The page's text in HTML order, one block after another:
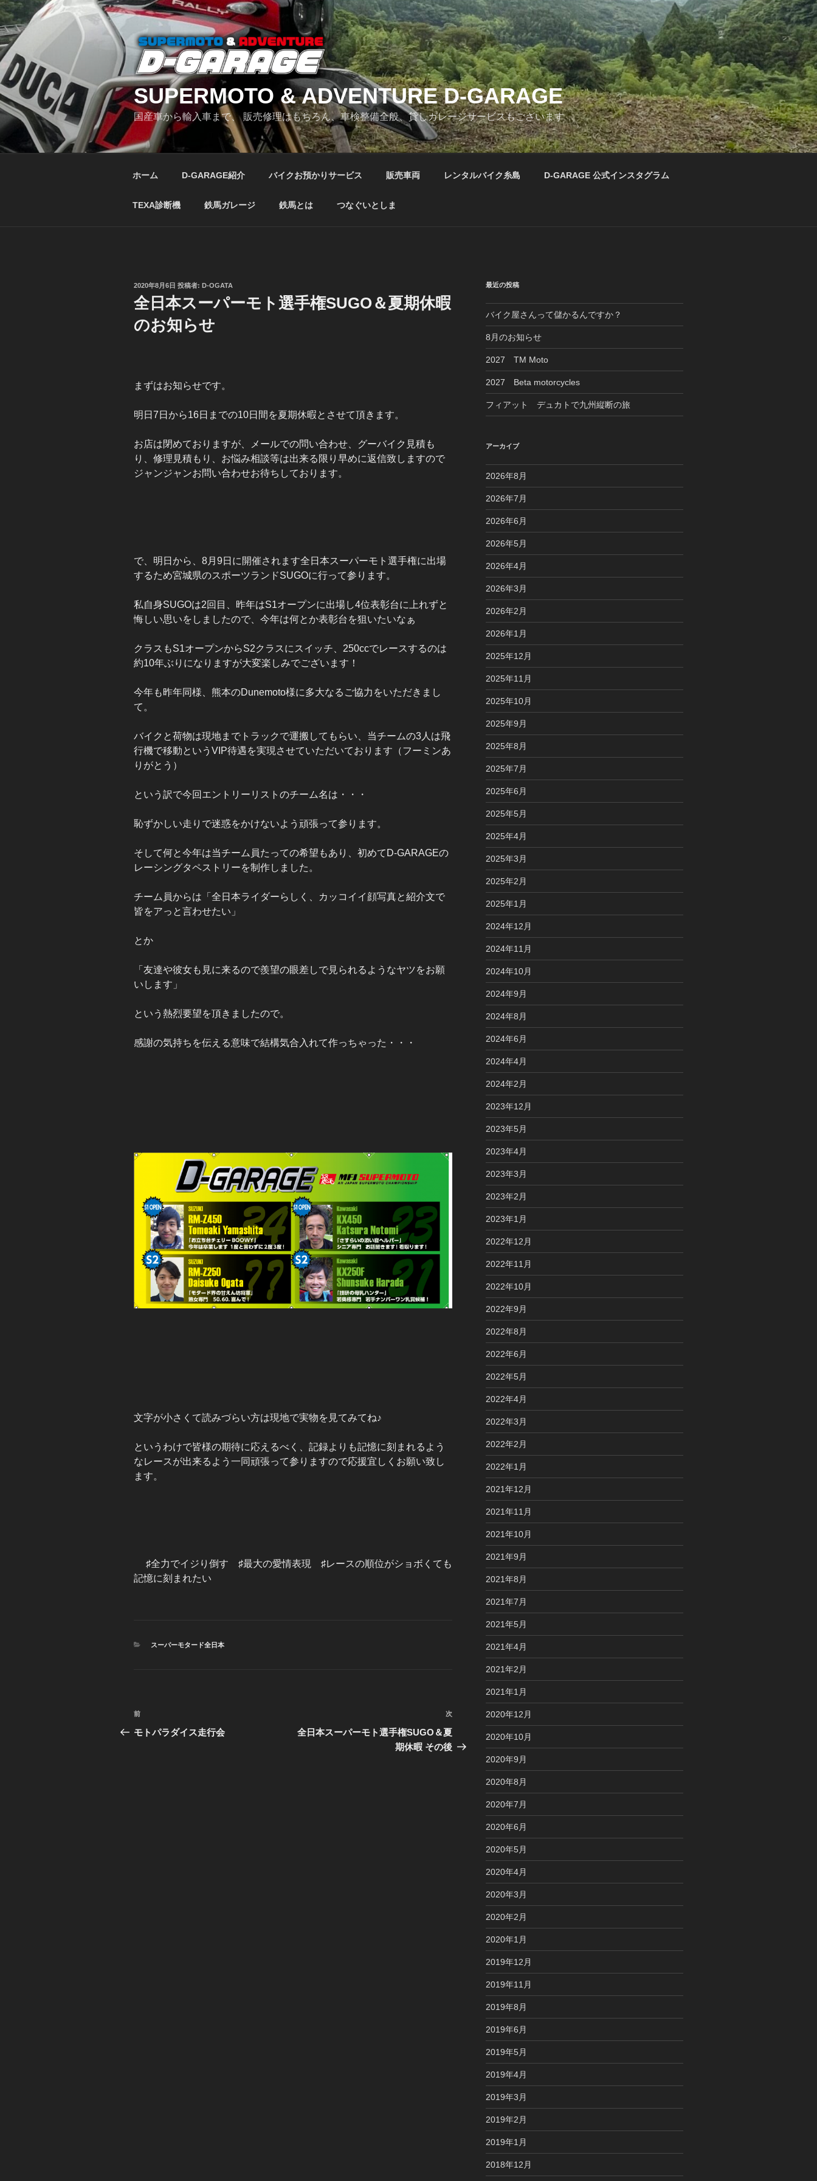
コ
ン
テ
ン
ツ
へ
ス
キ
ッ
SUPERMOTO & ADVENTURE D-GARAGE
国産車から輸入車まで、 販売修理はもちろん、車検整備全般、貸しガレージサービスもございます
ホーム D-GARAGE紹介 バイクお預かりサービス 販売車両 レンタルバイク糸島 D-GARAGE 公式インスタグラム
TEXA診断機 鉄馬ガレージ 鉄馬とは つなぐいとしま
投
日:
2020年8月6日 投稿者: D-OGATA
全日本スーパーモト選手権SUGO＆夏期休暇
のお知らせ
まずはお知らせです。
明日7日から16日までの10日間を夏期休暇とさせて頂きます。
お店は閉めておりますが、メールでの問い合わせ、グーバイク見積も
り、修理見積もり、お悩み相談等は出来る限り早めに返信致しますので
ジャンジャンお問い合わせお待ちしております。
で、明日から、8月9日に開催されます全日本スーパーモト選手権に出場
するため宮城県のスポーツランドSUGOに行って参ります。
私自身SUGOは2回目、昨年はS1オープンに出場し4位表彰台に上れずと
悔しい思いをしましたので、今年は何とか表彰台を狙いたいなぁ
クラスもS1オープンからS2クラスにスイッチ、250ccでレースするのは
約10年ぶりになりますが大変楽しみでございます！
今年も昨年同様、熊本のDunemoto様に多大なるご協力をいただきまし
て。
バイクと荷物は現地までトラックで運搬してもらい、当チームの3人は飛
行機で移動というVIP待遇を実現させていただいております（フーミンあ
りがとう）
という訳で今回エントリーリストのチーム名は・・・
恥ずかしい走りで迷惑をかけないよう頑張って参ります。
そして何と今年は当チーム員たっての希望もあり、初めてD-GARAGEの
レーシングタペストリーを制作しました。
チーム員からは「全日本ライダーらしく、カッコイイ顔写真と紹介文で
皆をアっと言わせたい」
とか
「友達や彼女も見に来るので羨望の眼差しで見られるようなヤツをお願
いします」
という熱烈要望を頂きましたので。
感謝の気持ちを伝える意味で結構気合入れて作っちゃった・・・
文字が小さくて読みづらい方は現地で実物を見てみてね♪
というわけで皆様の期待に応えるべく、記録よりも記憶に刻まれるよう
なレースが出来るよう一同頑張って参りますので応援宜しくお願い致し
ます。
♯全力でイジり倒す ♯最大の愛情表現 ♯レースの順位がショボくても
記憶に刻まれたい
カ
スーパーモタード全日本
投
稿
前
の
前
モトパラダイス走行会
次
の
投
次
全日本スーパーモト選手権SUGO＆夏
期休暇 その後
最近の投稿
バイク屋さんって儲かるんですか？
8月のお知らせ
2027 TM Moto
2027 Beta motorcycles
フィアット デュカトで九州縦断の旅
アーカイブ
2026年8月
2026年7月
2026年6月
2026年5月
2026年4月
2026年3月
2026年2月
2026年1月
2025年12月
2025年11月
2025年10月
2025年9月
2025年8月
2025年7月
2025年6月
2025年5月
2025年4月
2025年3月
2025年2月
2025年1月
2024年12月
2024年11月
2024年10月
2024年9月
2024年8月
2024年6月
2024年4月
2024年2月
2023年12月
2023年5月
2023年4月
2023年3月
2023年2月
2023年1月
2022年12月
2022年11月
2022年10月
2022年9月
2022年8月
2022年6月
2022年5月
2022年4月
2022年3月
2022年2月
2022年1月
2021年12月
2021年11月
2021年10月
2021年9月
2021年8月
2021年7月
2021年5月
2021年4月
2021年2月
2021年1月
2020年12月
2020年10月
2020年9月
2020年8月
2020年7月
2020年6月
2020年5月
2020年4月
2020年3月
2020年2月
2020年1月
2019年12月
2019年11月
2019年8月
2019年6月
2019年5月
2019年4月
2019年3月
2019年2月
2019年1月
2018年12月